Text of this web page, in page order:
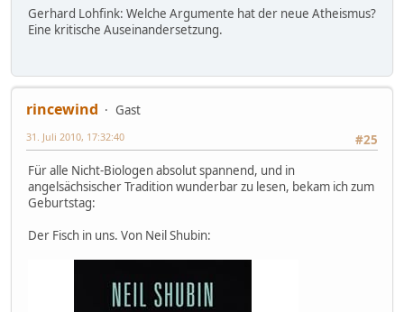
Gerhard Lohfink: Welche Argumente hat der neue Atheismus?
Eine kritische Auseinandersetzung.
rincewind
Gast
#25
31. Juli 2010, 17:32:40
Für alle Nicht-Biologen absolut spannend, und in
angelsächsischer Tradition wunderbar zu lesen, bekam ich zum
Geburtstag:
Der Fisch in uns. Von Neil Shubin: